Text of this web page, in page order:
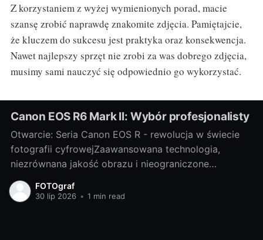
Z korzystaniem z wyżej wymienionych porad, macie
szansę zrobić naprawdę znakomite zdjęcia. Pamiętajcie,
że kluczem do sukcesu jest praktyka oraz konsekwencja.
Nawet najlepszy sprzęt nie zrobi za was dobrego zdjęcia,
musimy sami nauczyć się odpowiednio go wykorzystać.
Canon EOS R6 Mark II: Wybór profesjonalisty
Otwarcie: Seria Canon EOS R - rewolucja w świecie
fotografii cyfrowejZaawansowana technologia,
niezrównana jakość obrazu i nieograniczone
możliwości twórcze - to wszystko oferuje nam
wspaniała seria Canon EOS R. Niewątpliwie jest to
FOTOgraf
30 lip 2026 • 1 min read